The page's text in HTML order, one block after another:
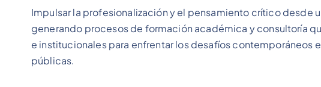
Impulsar la profesionalización y el pensamiento crítico desde
generando procesos de formación académica y consultoría
e institucionales para enfrentar los desafíos contemporáneos
públicas.